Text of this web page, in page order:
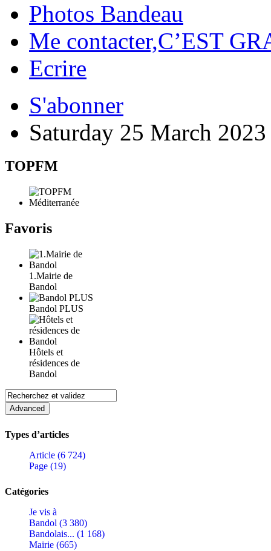
Photos Bandeau
Me contacter,C’EST
Ecrire
S'abonner
Saturday 25 March 2023
TOPFM
Favoris
1.Mairie de
Bandol
Bandol PLUS
Hôtels et
résidences de
Bandol
Types d’articles
Article (6 724)
Page (19)
Catégories
Je vis à
Bandol (3 380)
Bandolais... (1 168)
Mairie (665)